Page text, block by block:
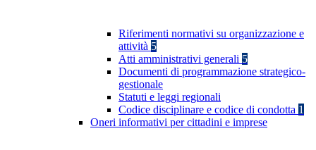
Riferimenti normativi su organizzazione e
attività 5
Atti amministrativi generali 5
Documenti di programmazione strategico-
gestionale
Statuti e leggi regionali
Codice disciplinare e codice di condotta 1
Oneri informativi per cittadini e imprese